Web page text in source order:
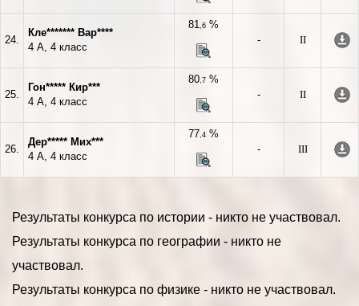
24.
Кле******* Вар****
4 А, 4 класс
81,6 %
-
II
25.
Гон***** Кир***
4 А, 4 класс
80,7 %
-
II
26.
Дер***** Мих***
4 А, 4 класс
77,4 %
-
III
Результаты конкурса по истории - никто не участвовал.
Результаты конкурса по географии - никто не
участвовал.
Результаты конкурса по физике - никто не участвовал.